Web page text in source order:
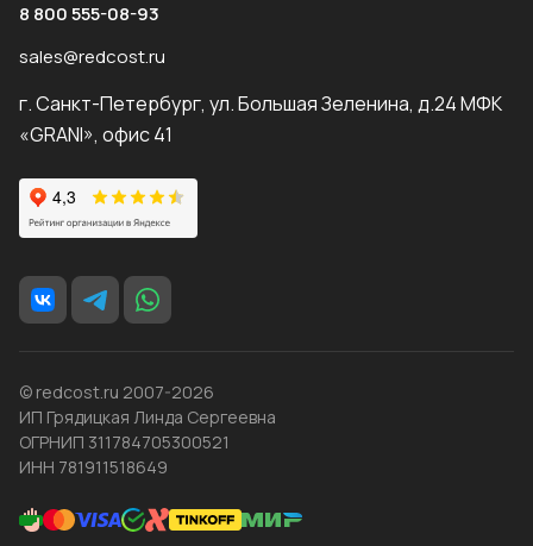
8 800 555-08-93
sales@redcost.ru
г. Санкт-Петербург, ул. Большая Зеленина, д.24 МФК
«GRANI», офис 41
© redcost.ru 2007-2026
ИП Грядицкая Линда Сергеевна
ОГРНИП 311784705300521
ИНН 781911518649